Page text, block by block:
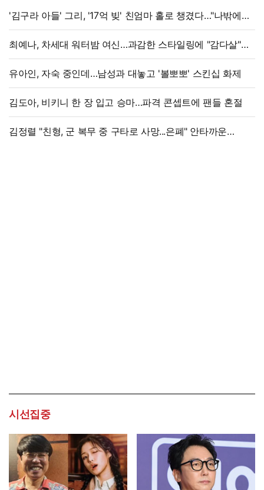
'김구라 아들' 그리, '17억 빚' 친엄마 홀로 챙겼다…"나밖에
없어, 연락 꾸준히 하는 중"
최예나, 차세대 워터밤 여신…과감한 스타일링에 "감다살"
반응 폭발
유아인, 자숙 중인데…남성과 대놓고 '볼뽀뽀' 스킨십 화제
김도아, 비키니 한 장 입고 승마…파격 콘셉트에 팬들 혼절
김정렬 "친형, 군 복무 중 구타로 사망...은폐" 안타까운
시선집중